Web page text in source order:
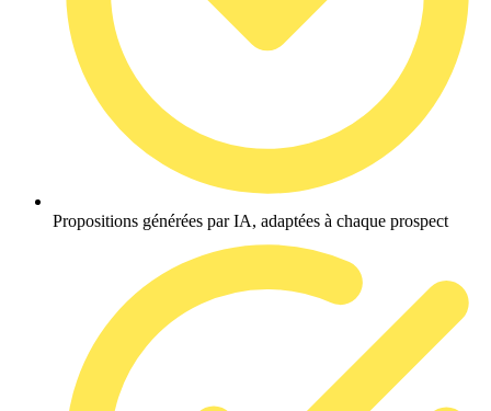
Propositions générées par IA, adaptées à chaque prospect